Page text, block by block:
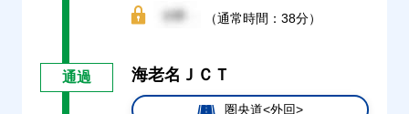
（通常時間：38分）
通過 海老名ＪＣＴ
圏央道<外回>